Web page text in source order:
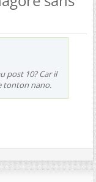
post 10? Car il
tonton nano.